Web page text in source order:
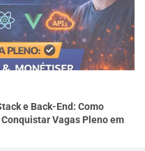
e Back-End: Como
Vagas Pleno em